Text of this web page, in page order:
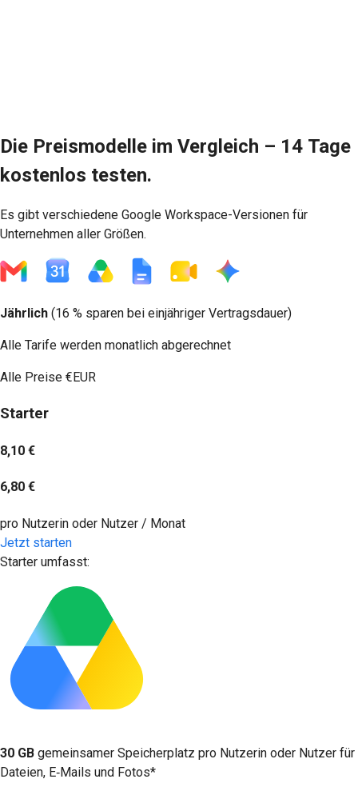
Die Preismodelle im Vergleich – 14 Tage
kostenlos testen.
Es gibt verschiedene Google Workspace-Versionen für
Unternehmen aller Größen.
Jährlich (16 % sparen bei einjähriger Vertragsdauer)
Alle Tarife werden monatlich abgerechnet
Alle Preise €EUR
Starter
8,10 €
6,80 €
pro Nutzerin oder Nutzer / Monat
Jetzt starten
Starter umfasst:
30 GB gemeinsamer Speicherplatz pro Nutzerin oder Nutzer für
Dateien, E‑Mails und Fotos*